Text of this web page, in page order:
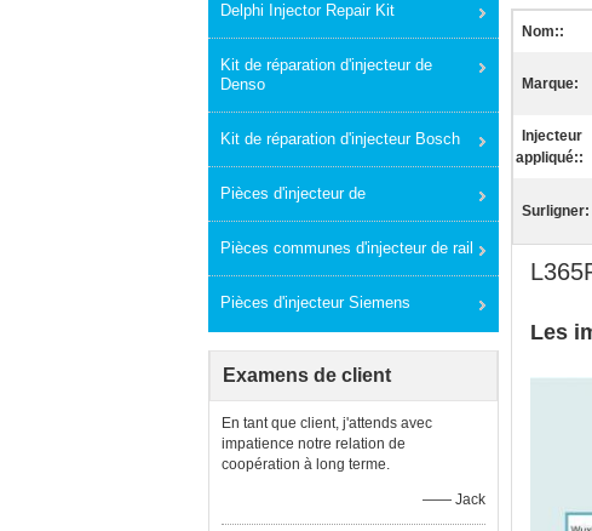
Delphi Injector Repair Kit
Kit de réparation d'injecteur de
Denso
Kit de réparation d'injecteur Bosch
Pièces d'injecteur de
Pièces communes d'injecteur de rail
Pièces d'injecteur Siemens
Examens de client
En tant que client, j'attends avec
impatience notre relation de
coopération à long terme.
—— Jack
Nom::
Marque:
Injecteur
appliqué::
Surligner:
Les